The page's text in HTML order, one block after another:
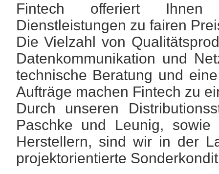
Fintech offeriert Ihnen
Dienstleistungen zu fairen
Die Vielzahl von
Datenkommunikation und
technische Beratung und
Aufträge machen Fintech zu
Durch unseren
Paschke und Leunig, sowie
Herstellern, sind wir in der
projektorientierte